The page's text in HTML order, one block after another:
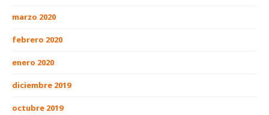
marzo 2020
febrero 2020
enero 2020
diciembre 2019
octubre 2019